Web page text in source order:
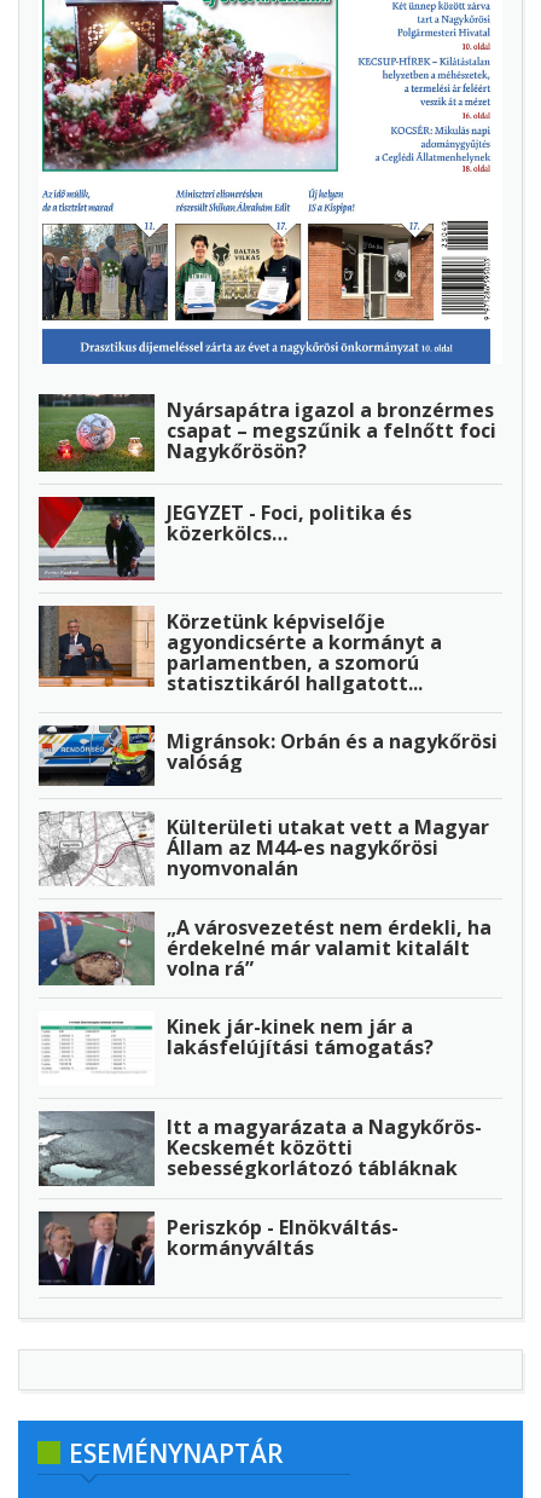
Nyársapátra igazol a bronzérmes
csapat – megszűnik a felnőtt foci
Nagykőrösön?
JEGYZET - Foci, politika és
közerkölcs…
Körzetünk képviselője
agyondicsérte a kormányt a
parlamentben, a szomorú
statisztikáról hallgatott...
Migránsok: Orbán és a nagykőrösi
valóság
Külterületi utakat vett a Magyar
Állam az M44-es nagykőrösi
nyomvonalán
„A városvezetést nem érdekli, ha
érdekelné már valamit kitalált
volna rá”
Kinek jár-kinek nem jár a
lakásfelújítási támogatás?
Itt a magyarázata a Nagykőrös-
Kecskemét közötti
sebességkorlátozó tábláknak
Periszkóp - Elnökváltás-
kormányváltás
ESEMÉNYNAPTÁR